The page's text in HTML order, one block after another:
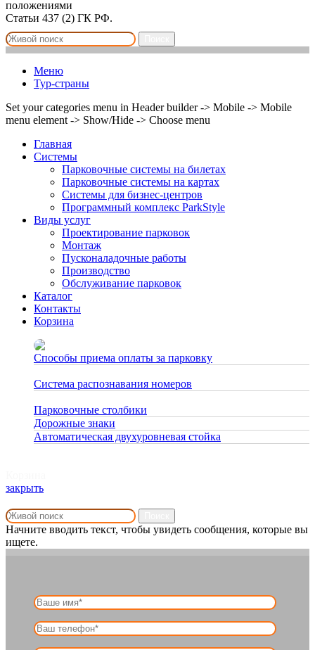
положениями
Статьи 437 (2) ГК РФ.
Меню
Тур-страны
Set your categories menu in Header builder -> Mobile -> Mobile
menu element -> Show/Hide -> Choose menu
Главная
Системы
Парковочные системы на билетах
Парковочные системы на картах
Системы для бизнес-центров
Программный комплекс ParkStyle
Виды услуг
Проектирование парковок
Монтаж
Пусконаладочные работы
Производство
Обслуживание парковок
Каталог
Контакты
Корзина
Способы приема оплаты за парковку
Система распознавания номеров
Парковочные столбики
Дорожные знаки
Автоматическая двухуровневая стойка
закрыть
Начните вводить текст, чтобы увидеть сообщения, которые вы
ищете.